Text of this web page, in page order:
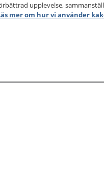
upplevelse,
mer om hur vi använder